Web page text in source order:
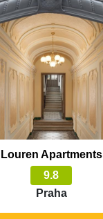
Louren Apartments
9.8
Praha